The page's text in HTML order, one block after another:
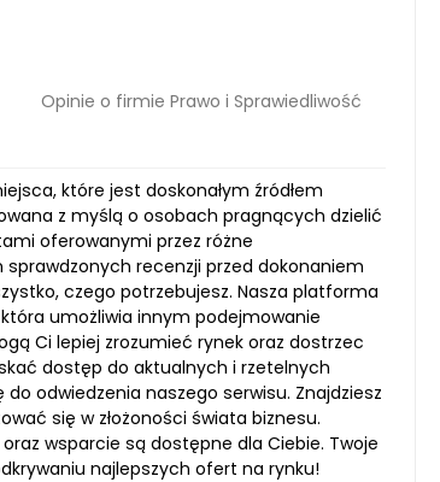
Opinie o firmie Prawo i Sprawiedliwość
które jest doskonałym źródłem
z myślą o osobach pragnących dzielić
oferowanymi przez różne
recenzji przed dokonaniem
czego potrzebujesz. Nasza platforma
umożliwia innym podejmowanie
Ci lepiej zrozumieć rynek oraz dostrzec
dostęp do aktualnych i rzetelnych
odwiedzenia naszego serwisu. Znajdziesz
się w złożoności świata biznesu.
wsparcie są dostępne dla Ciebie. Twoje
najlepszych ofert na rynku!